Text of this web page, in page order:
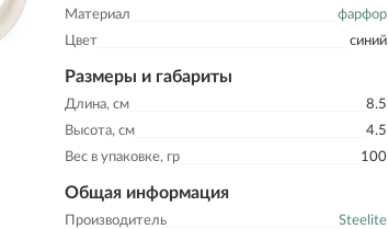
Материал
фарфор
Цвет
синий
Размеры и габариты
Длина, см
8.5
Высота, см
4.5
Вес в упаковке, гр
100
Общая информация
Производитель
Steelite